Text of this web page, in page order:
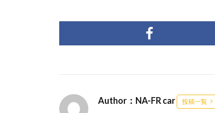
Author：NA-FR car 投稿一覧